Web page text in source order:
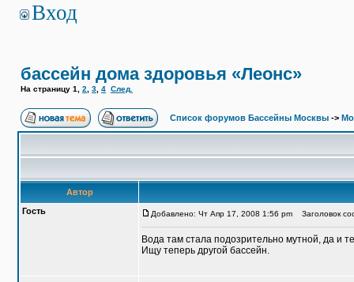
Вход
бассейн дома здоровья «Леонс»
На страницу 1 2 3 4 След.
Список форумов Бассейны Москвы ->
Автор
Гость
Добавлено: Чт Апр 17, 2008 1:56 pm Заголовок
Вода там стала подозрительно мутной, да и
Ищу теперь другой бассейн.